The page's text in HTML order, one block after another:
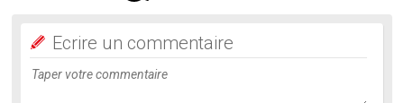
Ecrire un commentaire